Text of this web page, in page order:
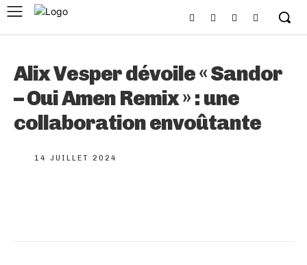
Alix Vesper dévoile « Sandor
– Oui Amen Remix » : une
collaboration envoûtante
14 JUILLET 2024